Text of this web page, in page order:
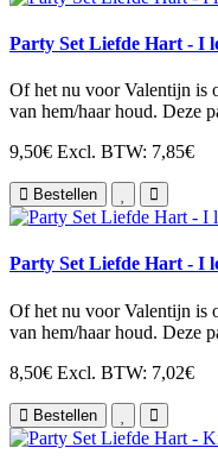
Party Set Liefde Hart - I
Of het nu voor Valentijn is
van hem/haar houd. Deze
9,50€ Excl. BTW: 7,85€
Bestellen
Party Set Liefde Hart - I
Of het nu voor Valentijn is
van hem/haar houd. Deze
8,50€ Excl. BTW: 7,02€
Bestellen